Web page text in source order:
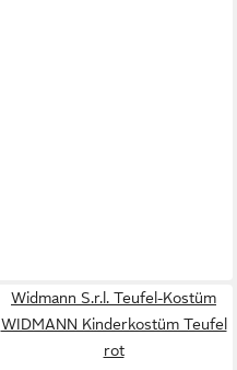
Widmann S.r.l. Teufel-Kostüm
WIDMANN Kinderkostüm Teufel
rot